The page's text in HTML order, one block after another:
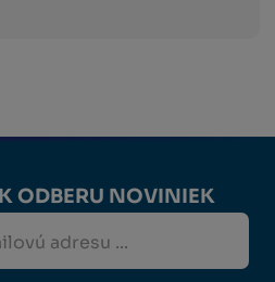
ODBERU NOVINIEK